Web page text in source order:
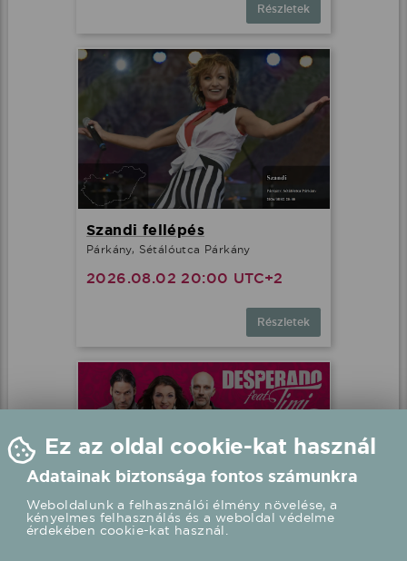
Részletek
Szandi fellépés
Párkány, Sétálóutca Párkány
2026.08.02 20:00 UTC+2
Részletek
Ez az oldal cookie-kat használ
Adatainak biztonsága fontos számunkra
Weboldalunk a felhasználói élmény növelése, a
kényelmes felhasználás és a weboldal védelme
érdekében cookie-kat használ.